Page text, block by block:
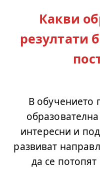
Какви
резултати
В обучението
интересни и
развиват
да се